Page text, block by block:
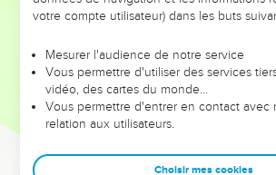
leur foi ou leur vision. Mais on voit moins les
et les saisons difficiles qu'ils ont traversés,
sont elles qui les ont
Dans cette conférence, leaders,
clés pour avancer avec plus de sagesse
votre compte utilisateur) dans les buts
Mesurer l'audience de notre service
Vous permettre d'utiliser des services
vidéo, des cartes du monde…
Vous permettre d'entrer en contact avec
relation aux utilisateurs.
Choisir mes cookies